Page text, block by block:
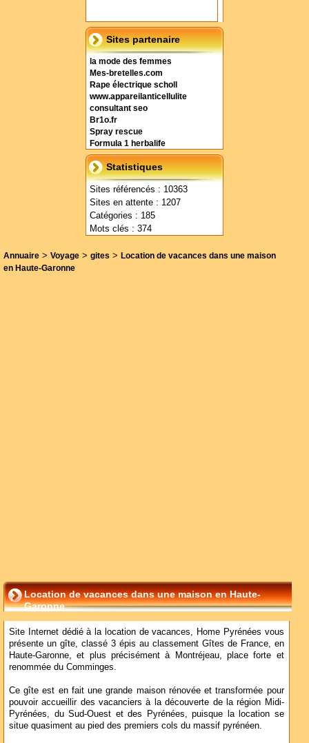
Sites partenaire
la mode des femmes
Mes-bretelles.com
Rape électrique scholl
www.appareilanticellulite
consultant seo
Br1o.fr
Spray rescue
Formula 1 herbalife
Statistiques
Sites référencés : 10363
Sites en attente : 1207
Catégories : 185
Mots clés : 374
Annuaire > Voyage > gites > Location de vacances dans une maison
en Haute-Garonne
Location de vacances dans une maison en Haute-
Garonne
Site Internet dédié à la location de vacances, Home Pyrénées vous
présente un gîte, classé 3 épis au classement Gîtes de France, en
Haute-Garonne, et plus précisément à Montréjeau, place forte et
renommée du Comminges.
Ce gîte est en fait une grande maison rénovée et transformée pour
pouvoir accueillir des vacanciers à la découverte de la région Midi-
Pyrénées, du Sud-Ouest et des Pyrénées, puisque la location se
situe quasiment au pied des premiers cols du massif pyrénéen.